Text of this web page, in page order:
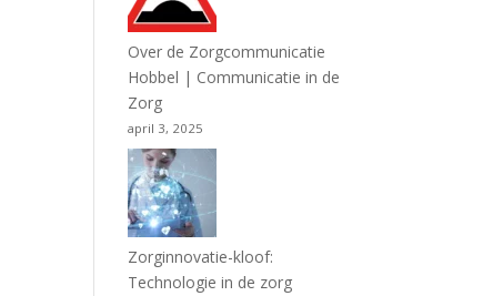
Over de Zorgcommunicatie
Hobbel | Communicatie in de
Zorg
april 3, 2025
Zorginnovatie-kloof:
Technologie in de zorg